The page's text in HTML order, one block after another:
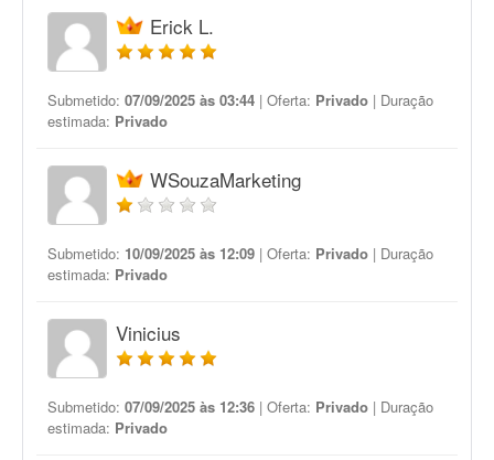
Erick L.
Submetido: 07/09/2025 às 03:44 | Oferta: Privado | Duração
estimada: Privado
WSouzaMarketing
Submetido: 10/09/2025 às 12:09 | Oferta: Privado | Duração
estimada: Privado
Vinicius
Submetido: 07/09/2025 às 12:36 | Oferta: Privado | Duração
estimada: Privado